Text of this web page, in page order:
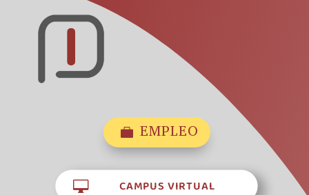
 EMPLEO
 CAMPUS VIRTUAL